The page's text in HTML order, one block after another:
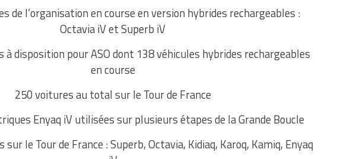
de l’organisation en course en version hybrides rechargeables :
Octavia iV et Superb iV
disposition pour ASO dont 138 véhicules hybrides rechargeables
en course
250 voitures au total sur le Tour de France
Enyaq iV utilisées sur plusieurs étapes de la Grande Boucle
le Tour de France : Superb, Octavia, Kidiaq, Karoq, Kamiq, Enyaq